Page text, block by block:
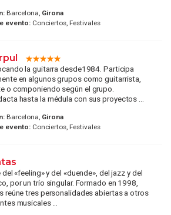
Barcelona, Girona
evento:Conciertos, Festivales
la guitarra desde1984. Participa
en algunos grupos como guitarrista,
o componiendo según el grupo.
hasta la médula con sus proyectos ...
Barcelona, Girona
evento:Conciertos, Festivales
del «feeling» y del «duende», del jazz y del
por un trío singular. Formado en 1998,
reúne tres personalidades abiertas a otros
musicales ...